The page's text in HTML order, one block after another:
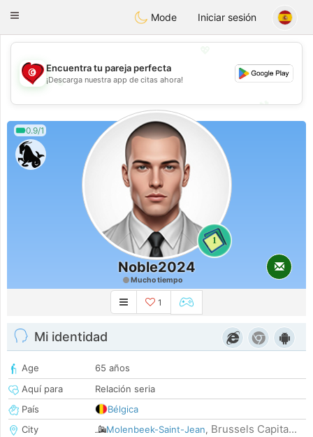
Tunisia Dating
Toggle
Mode Iniciar sesión
💖
💕
💕
Encuentra tu pareja perfecta
¡Descarga nuestra app de citas ahora!
0.9/1
1
Noble2024
Mucho tiempo
1
Mi identidad
Age
65 años
Aquí para
Relación seria
País
Bélgica
City
Molenbeek-Saint-Jean, Brussels Capita...